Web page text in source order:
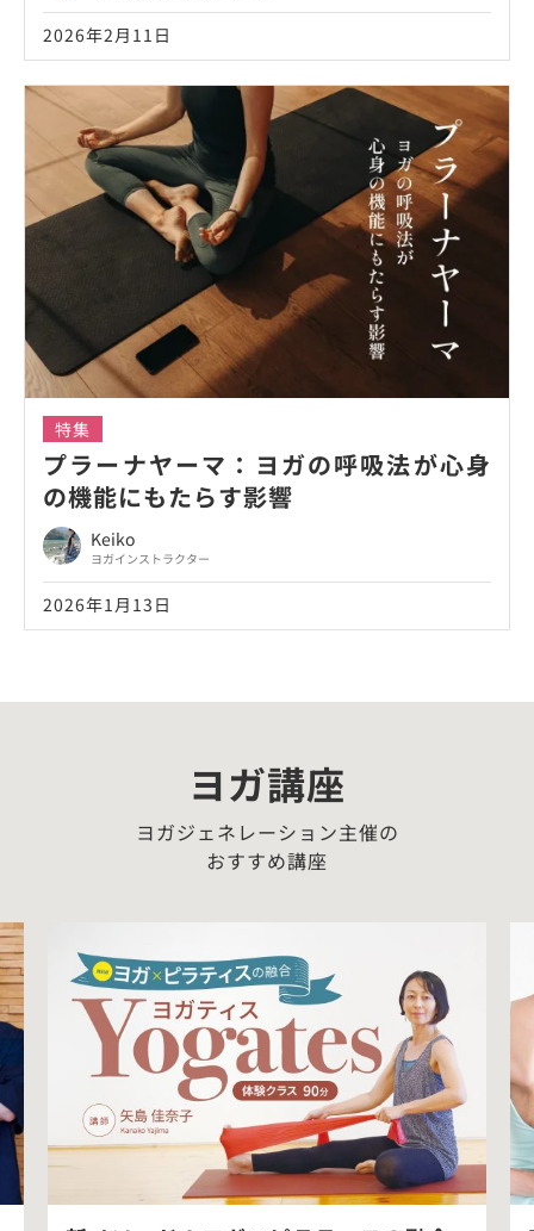
2026年2月11日
特集
プラーナヤーマ：ヨガの呼吸法が心身
の機能にもたらす影響
Keiko
ヨガインストラクター
2026年1月13日
ヨガ講座
ヨガジェネレーション主催の
おすすめ講座